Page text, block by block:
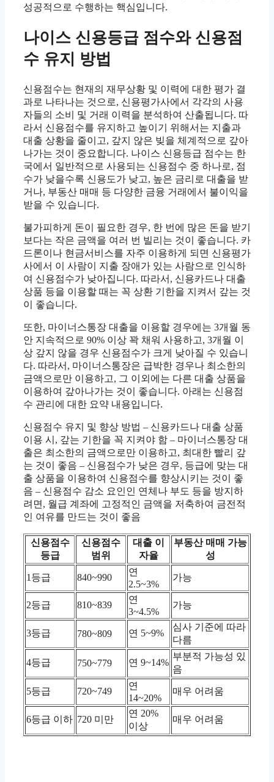
성공적으로 수행하는 핵심입니다.
나이스 신용등급 점수와 신용점
수 유지 방법
신용점수는 현재의 재무상황 및 이력에 대한 평가 결
과로 나타나는 것으로, 신용평가사에서 각각의 사용
자들의 소비 및 거래 이력을 분석하여 산출됩니다. 따
라서 신용점수를 유지하고 높이기 위해서는 지출과
대출 상황을 줄이고, 갚지 않은 빚을 체계적으로 갚아
나가는 것이 중요합니다. 나이스 신용등급 점수는 한
국에서 일반적으로 사용되는 신용점수 중 하나로, 점
수가 낮을수록 신용도가 낮고, 높은 금리로 대출을 받
거나, 부동산 매매 등 다양한 금융 거래에서 불이익을
받을 수 있습니다.
불가피하게 돈이 필요한 경우, 한 번에 많은 돈을 받기
보다는 작은 금액을 여러 번 빌리는 것이 좋습니다. 카
드론이나 현금서비스를 자주 이용하게 되면 신용평가
사에서 이 사람이 지출 장애가 있는 사람으로 인식하
여 신용점수가 낮아집니다. 따라서, 신용카드나 대출
상품 등을 이용할 때는 꼭 상환 기한을 지켜서 갚는 것
이 좋습니다.
또한, 마이너스통장 대출을 이용할 경우에는 3개월 동
안 지속적으로 90% 이상 꽉 채워 사용하고, 3개월 이
상 갚지 않을 경우 신용점수가 크게 낮아질 수 있습니
다. 따라서, 마이너스통장은 급박한 경우나 최소한의
금액으로만 이용하고, 그 이외에는 다른 대출 상품을
이용하여 갚아나가는 것이 좋습니다. 아래는 신용점
수 관리에 대한 요약 내용입니다.
신용점수 유지 및 향상 방법 – 신용카드나 대출 상품
이용 시, 갚는 기한을 꼭 지켜야 함 – 마이너스통장 대
출은 최소한의 금액으로만 이용하고, 최대한 빨리 갚
는 것이 좋음 – 신용점수가 낮은 경우, 등급에 맞는 대
출 상품을 이용하여 신용점수를 향상시키는 것이 좋
음 – 신용점수 감소 요인인 연체나 부도 등을 방지하
려면, 월급 계좌에 고정적인 금액을 저축하여 금전적
인 여유를 만드는 것이 좋음
신용점수
등급
신용점수
범위
대출 이
자율
부동산 매매 가능
성
1등급 840~990
연
2.5~3%
가능
2등급 810~839
연
3~4.5%
가능
3등급 780~809 연 5~9%
심사 기준에 따라
다름
4등급 750~779 연 9~14%
부분적 가능성 있
음
5등급 720~749
연
14~20%
매우 어려움
6등급 이하 720 미만
연 20%
이상
매우 어려움